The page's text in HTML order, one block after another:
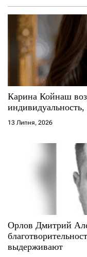
Карина Койнаш
13 Липня, 2026
Орлов Дмитрий
выдерживают